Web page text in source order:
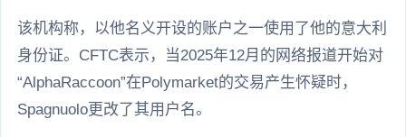
该机构称，以他名义开设的账户之一使用了他的意大利
身份证。CFTC表示，当2025年12月的网络报道开始对
“AlphaRaccoon”在Polymarket的交易产生怀疑时，
Spagnuolo更改了其用户名。